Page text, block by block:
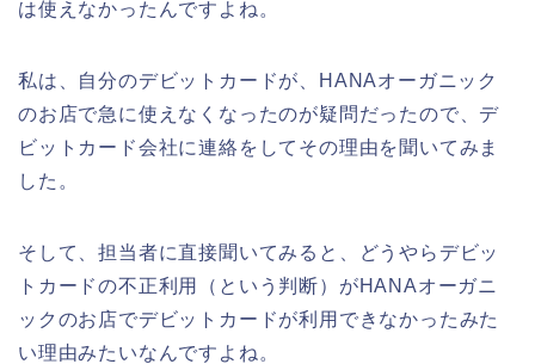
は使えなかったんですよね。
私は、自分のデビットカードが、HANAオーガニック
のお店で急に使えなくなったのが疑問だったので、デ
ビットカード会社に連絡をしてその理由を聞いてみま
した。
そして、担当者に直接聞いてみると、どうやらデビッ
トカードの不正利用（という判断）がHANAオーガニ
ックのお店でデビットカードが利用できなかったみた
い理由みたいなんですよね。